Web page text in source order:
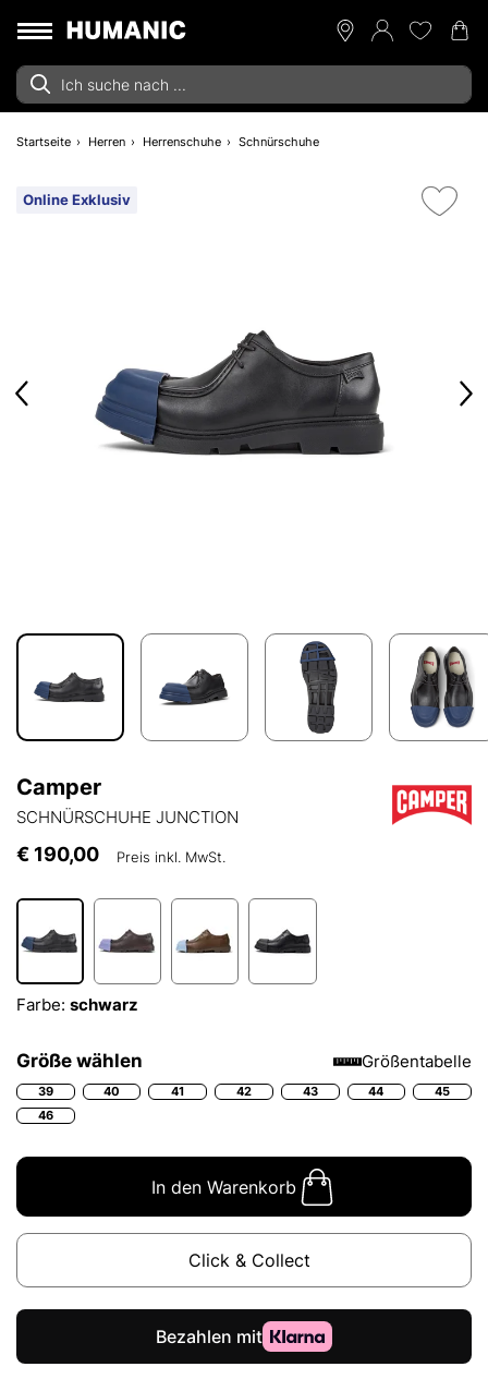
Startseite Herren Herrenschuhe Schnürschuhe
Online Exklusiv
Camper
SCHNÜRSCHUHE JUNCTION
€ 190,00 Preis inkl. MwSt.
Farbe: schwarz
Größe wählen Größentabelle
39 40 41 42 43 44
45
46
In den Warenkorb
Click & Collect